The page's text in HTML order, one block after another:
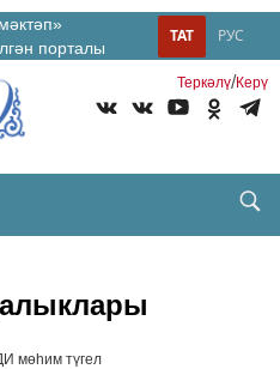
порталы
РУС
ТАТ
Теркəлү/Керү